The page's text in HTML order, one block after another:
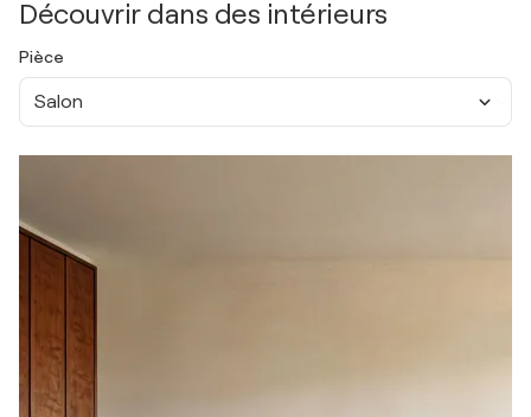
Découvrir dans des intérieurs
Pièce
Salon